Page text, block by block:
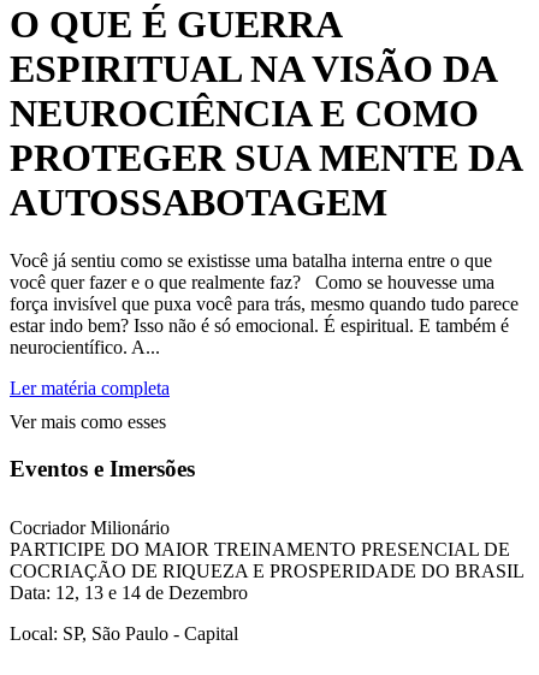
O QUE É GUERRA
ESPIRITUAL NA VISÃO DA
NEUROCIÊNCIA E COMO
PROTEGER SUA MENTE DA
AUTOSSABOTAGEM
Você já sentiu como se existisse uma batalha interna entre o que
você quer fazer e o que realmente faz? Como se houvesse uma
força invisível que puxa você para trás, mesmo quando tudo parece
estar indo bem? Isso não é só emocional. É espiritual. E também é
neurocientífico. A...
Ler matéria completa
Ver mais como esses
Eventos e Imersões
Cocriador Milionário
PARTICIPE DO MAIOR TREINAMENTO PRESENCIAL DE
COCRIAÇÃO DE RIQUEZA E PROSPERIDADE DO BRASIL
Data: 12, 13 e 14 de Dezembro
Local: SP, São Paulo - Capital